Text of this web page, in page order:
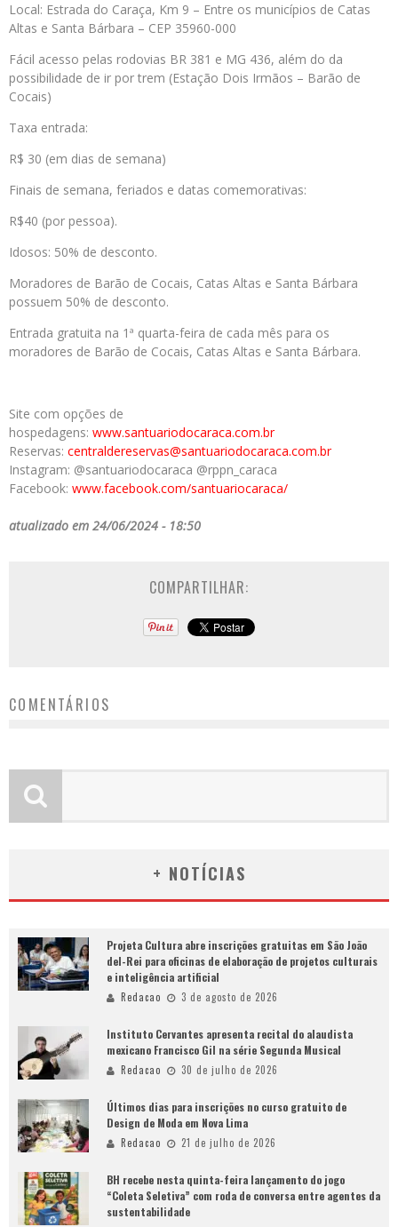
Local: Estrada do Caraça, Km 9 – Entre os municípios de Catas
Altas e Santa Bárbara – CEP 35960-000
Fácil acesso pelas rodovias BR 381 e MG 436, além do da
possibilidade de ir por trem (Estação Dois Irmãos – Barão de
Cocais)
Taxa entrada:
R$ 30 (em dias de semana)
Finais de semana, feriados e datas comemorativas:
R$40 (por pessoa).
Idosos: 50% de desconto.
Moradores de Barão de Cocais, Catas Altas e Santa Bárbara
possuem 50% de desconto.
Entrada gratuita na 1ª quarta-feira de cada mês para os
moradores de Barão de Cocais, Catas Altas e Santa Bárbara.
Site com opções de
hospedagens: www.santuariodocaraca.com.br
Reservas: centraldereservas@santuariodocaraca.com.br
Instagram: @santuariodocaraca @rppn_caraca
Facebook: www.facebook.com/santuariocaraca/
atualizado em 24/06/2024 - 18:50
COMPARTILHAR:
COMENTÁRIOS
+ NOTÍCIAS
Projeta Cultura abre inscrições gratuitas em São João
del-Rei para oficinas de elaboração de projetos culturais
e inteligência artificial
Redacao 3 de agosto de 2026
Instituto Cervantes apresenta recital do alaudista
mexicano Francisco Gil na série Segunda Musical
Redacao 30 de julho de 2026
Últimos dias para inscrições no curso gratuito de
Design de Moda em Nova Lima
Redacao 21 de julho de 2026
BH recebe nesta quinta-feira lançamento do jogo
“Coleta Seletiva” com roda de conversa entre agentes da
sustentabilidade